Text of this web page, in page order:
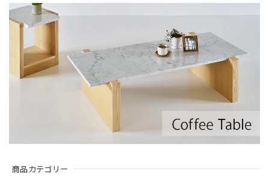
商品カテゴリー